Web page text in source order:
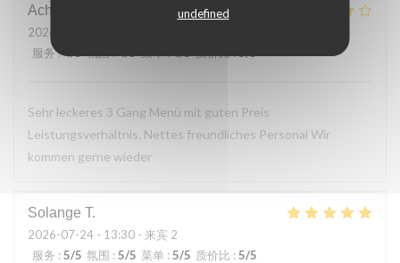
undefined
Achim
2026-07-24
服务:4
Sehr leckeres 3 Gang Menü mit guten Preis
Leistungsverhältnis. Nettes freundliches Personal Wir
kommen gerne wieder
Solange T
2026-07-24 - 13:30 - 来宾 2
服务 : 5/5 氛围 : 5/5 菜单 : 5/5 质价比 : 5/5